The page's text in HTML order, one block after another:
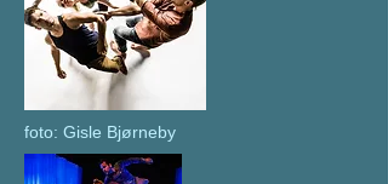
foto: Gisle Bjørneby